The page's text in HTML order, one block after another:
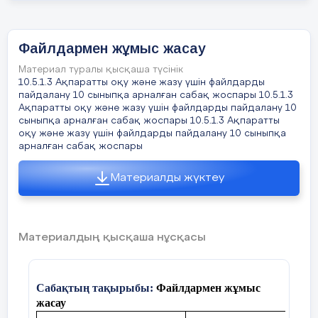
4
5
6
7
3- қыркүйек күні оқу
Тәртібіне балл қойылады. (
«тәртіп жоқ жерде білім жоқ»
демекше осыны да ескерген
дұрыс, әсіресе ауылдық
мектептерде)
Бұл жүйемен жұмыс жасау
барысында оқушылардың
дәптерлері де тиянақты болады.
Мысалы 1-ші апта тек дәптердің
тазалығы, беттердің түгелдігі
қалың дәптер арналғандықтан
жұқарғаны көп байқалатын
оқиға. Мұғалім тарапынан
Файлдармен жұмыс жасау
Материал туралы қысқаша түсінік
10.5.1.3 Ақпаратты оқу және жазу үшін файлдарды
пайдалану 10 сыныпқа арналған сабақ жоспары 10.5.1.3
Ақпаратты оқу және жазу үшін файлдарды пайдалану 10
сыныпқа арналған сабақ жоспары 10.5.1.3 Ақпаратты
оқу және жазу үшін файлдарды пайдалану 10 сыныпқа
арналған сабақ жоспары
Материалды жүктеу
Материалдың қысқаша нұсқасы
Сабақтың тақырыбы: Файлдармен жұмыс
жасау